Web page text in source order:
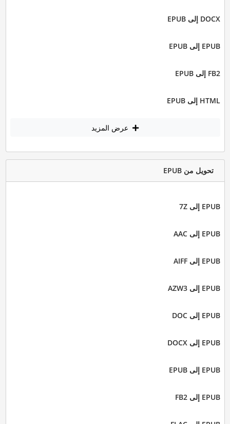
DOCX إلى EPUB
EPUB إلى EPUB
FB2 إلى EPUB
HTML إلى EPUB
عرض المزيد
تحويل من EPUB
EPUB إلى 7Z
EPUB إلى AAC
EPUB إلى AIFF
EPUB إلى AZW3
EPUB إلى DOC
EPUB إلى DOCX
EPUB إلى EPUB
EPUB إلى FB2